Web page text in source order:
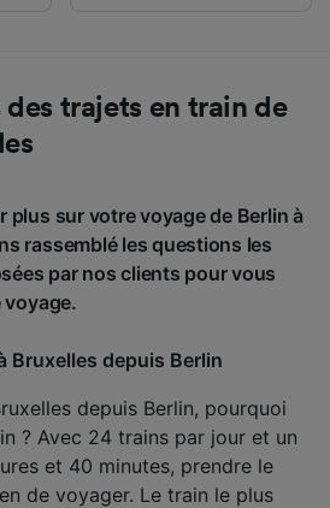
des trajets en train de
plus sur votre voyage de Berlin à
rassemblé les questions les
par nos clients pour vous
voyage.
Bruxelles depuis Berlin
depuis Berlin, pourquoi
? Avec 24 trains par jour et un
et 40 minutes, prendre le
de voyager. Le train le plus